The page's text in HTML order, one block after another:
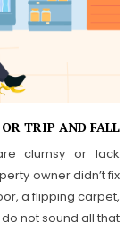
TRIP AND FALL?
clumsy or lack
owner didn’t fix
a flipping carpet,
not sound all that